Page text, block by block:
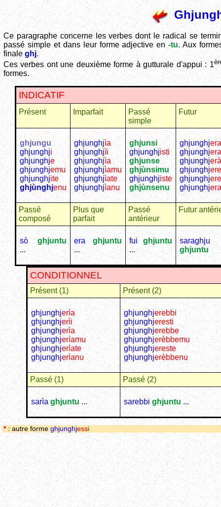
Ce paragraphe concerne les verbes dont le radical se
passé simple et dans leur forme adjective en-tu. Aux
finaleghj.
Ces verbes ont une deuxième forme à gutturale d'appui : 1
formes.
INDICATIF
Présent Imparfait
Passé
simple
Futur
ghjungu
ghjunghji
ghjunghje
ghjunghjemu
ghjunghjite
ghjùnghjenu
ghjunghjìa
ghjunghjìi
ghjunghjìa
ghjunghjìamu
ghjunghjìate
ghjunghjìanu
ghjunsi
ghjunghjisti
ghjunse
ghjùnsimu
ghjunghjiste
ghjùnsenu
ghjunghj
ghjunghj
ghjunghjerà
ghjunghj
ghjunghj
ghjunghj
Passé
composé
Plus que
parfait
Passé
antérieur
Futur
sòghjuntu
...
era ghjuntu
...
fuighjuntu
...
saraghju
ghjuntu
CONDITIONNEL
Présent (1) Présent (2)
ghjunghjerìa
ghjunghjerìi
ghjunghjerìa
ghjunghjerìamu
ghjunghjerìate
ghjunghjerìanu
ghjunghjerebbi
ghjunghjeresti
ghjunghjerebbe
ghjunghjerèbbemu
ghjunghjereste
ghjunghjerèbbenu
Passé (1) Passé (2)
sarìa ghjuntu ... sarebbighjuntu ...
*: autre forme ghjunghjessi